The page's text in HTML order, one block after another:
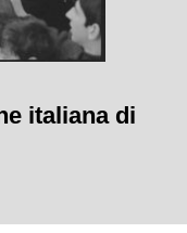
italiana di